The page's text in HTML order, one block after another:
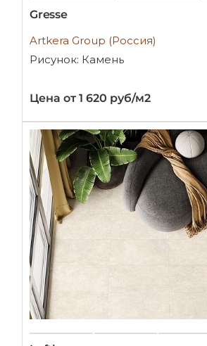
Gresse
Artkera Group (Россия)
Рисунок: Камень
Цена от 1 620 руб/м2